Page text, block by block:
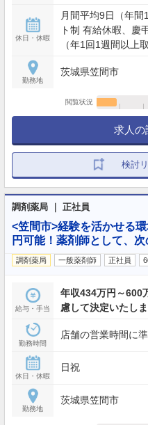
で実働8時間（残業
勤務あり（配属店
休日・休暇
月間平均9日（年
ト制 有給休暇、慶
（年1回1週間以上
勤務地
茨城県笠間市
閲覧状況
求人の
検討
調剤薬局 ｜ 正社員
<笠間市>経験を活かせる
円可能！薬剤師として、
調剤薬局 一般薬剤師 正社員
給与・手当
年収434万円～600
慮して決定いたし
勤務時間
店舗の営業時間に
休日・休暇
日祝
勤務地
茨城県笠間市